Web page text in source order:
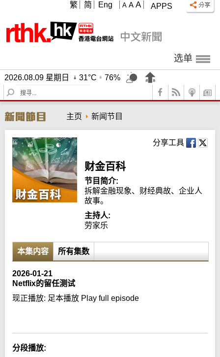
APPS
A A A
繁 简 Eng
选单
2026.08.09 星期日 31°C
76%
S
e
r
c
h
主页 新闻节目
分享工具
财金百科
节目简介:
拆解金融现象、财经典故、企业人
故事。
主持人:
劳家乐
本集内容 所有集数
2026-01-21
Netflix的留任测试
现正播放: 足本播放 Play full episode
分段播放: